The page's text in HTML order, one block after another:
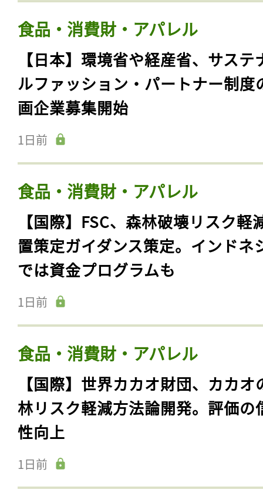
食品・消費財・アパレル
【日本】環境省や経産省、サステ
ルファッション・パートナー制度
画企業募集開始
1日前
食品・消費財・アパレル
【国際】FSC、森林破壊リスク軽
置策定ガイダンス策定。インドネ
では資金プログラムも
1日前
食品・消費財・アパレル
【国際】世界カカオ財団、カカオ
林リスク軽減方法論開発。評価の
性向上
1日前